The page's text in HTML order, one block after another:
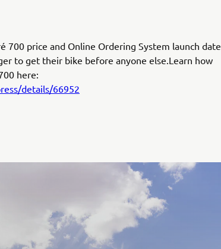
700 price and Online Ordering System launch date
to get their bike before anyone else.Learn how
here:
details/66952